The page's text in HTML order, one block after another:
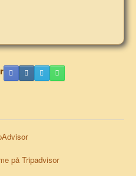
på Tripadvisor